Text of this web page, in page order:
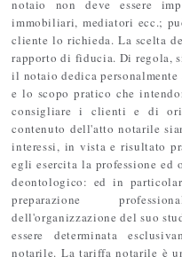
notaio non deve essere
immobiliari, mediatori ecc.;
cliente lo richieda. La scelta
rapporto di fiducia. Di regola,
il notaio dedica
e lo scopo pratico che
consigliare i clienti e di
contenuto dell'atto notarile
interessi, in vista e risultato
egli esercita la professione ed
deontologico: ed in
preparazione
dell'organizzazione del suo
essere determinata
notarile. La tariffa notarile è